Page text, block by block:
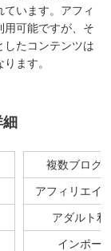
ています。アフィ
用可能ですが、そ
したコンテンツは
ます。
複数ブログ
アフィリエイ
アダルト利
インポー